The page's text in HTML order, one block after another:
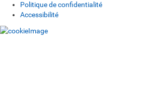
Politique de confidentialité
Accessibilité